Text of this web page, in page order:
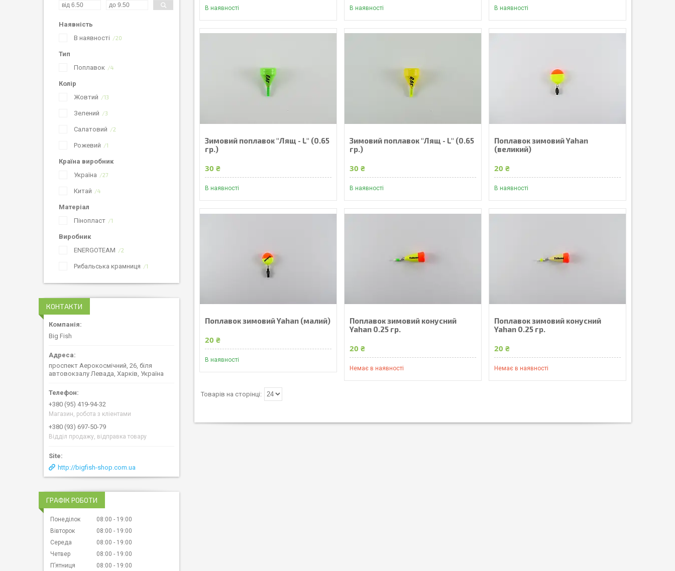
В наявності В наявності В наявності
Зимовий поплавок "Лящ - L" (0.65
гр.)
30 ₴
В наявності
Зимовий поплавок "Лящ - L" (0.65
гр.)
30 ₴
В наявності
Поплавок зимовий Yahan
(великий)
20 ₴
В наявності
Поплавок зимовий Yahan (малий)
20 ₴
В наявності
Поплавок зимовий конусний
Yahan 0.25 гр.
20 ₴
Немає в наявності
Поплавок зимовий конусний
Yahan 0.25 гр.
20 ₴
Немає в наявності
Наявність
В наявності
20
Тип
Поплавок
4
Колір
Жовтий
13
Зелений 3
Салатовий 2
Рожевий 1
Країна виробник
Україна
27
Китай 4
Матеріал
Пінопласт
1
Виробник
ENERGOTEAM
2
Рибальська крамниця 1
КОНТАКТИ
Big Fish
проспект Аерокосмічний, 26, біля
автовокзалу Левада, Харків, Україна
+380 (95) 419-94-32
Магазин, робота з кліентами
+380 (93) 697-50-79
Відділ продажу, відправка товару
http://bigfish-shop.com.ua
ГРАФІК РОБОТИ
Понеділок 08:00
19:00
Вівторок
08:00
19:00
Середа
08:00
19:00
Четвер
08:00
19:00
Пʼятниця
08:00 19:00